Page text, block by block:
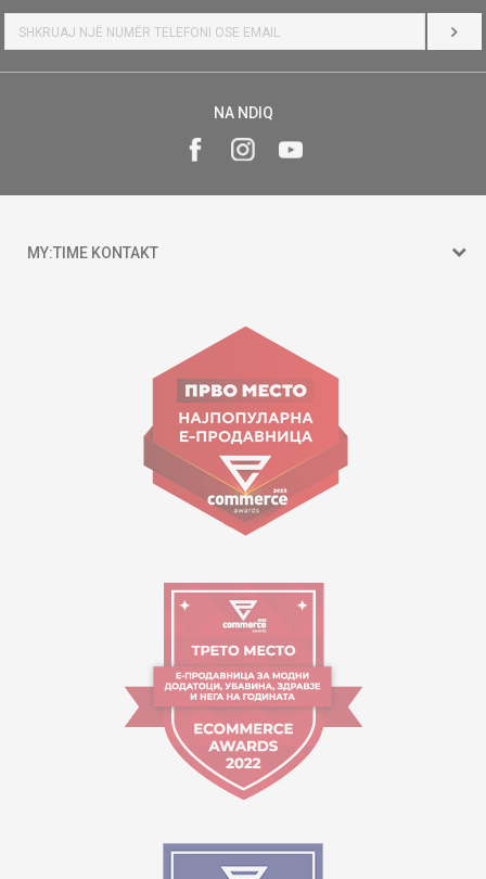
HYR
NA NDIQ
MY:TIME KONTAKT
Goce Nikolovski 74 Shkup
contact@mytime.mk
Orari i punës:
09:00 - 17:00